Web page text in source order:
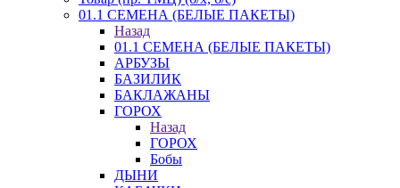
01.1 СЕМЕНА (БЕЛЫЕ ПАКЕТЫ)
Назад
01.1 СЕМЕНА (БЕЛЫЕ ПАКЕТЫ)
АРБУЗЫ
БАЗИЛИК
БАКЛАЖАНЫ
ГОРОХ
Назад
ГОРОХ
Бобы
ДЫНИ